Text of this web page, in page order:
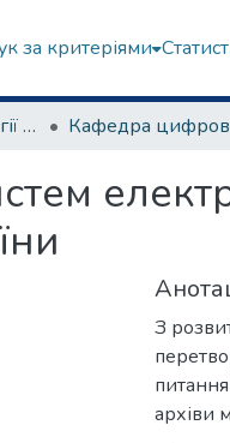
за критеріями
Факультет культурології та соціальних комунікацій
З
архіви